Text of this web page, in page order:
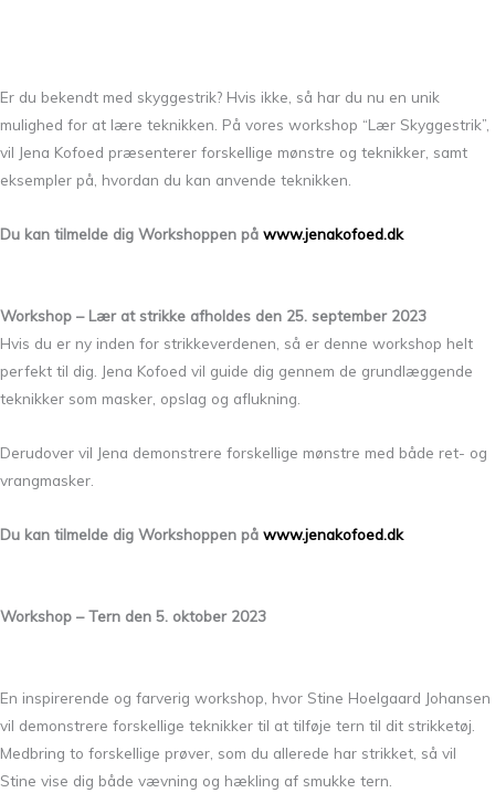
Er du bekendt med skyggestrik? Hvis ikke, så har du nu en unik
mulighed for at lære teknikken. På vores workshop “Lær Skyggestrik”,
vil Jena Kofoed præsenterer forskellige mønstre og teknikker, samt
eksempler på, hvordan du kan anvende teknikken.
Du kan tilmelde dig Workshoppen på www.jenakofoed.dk
Workshop – Lær at strikke afholdes den 25. september 2023
Hvis du er ny inden for strikkeverdenen, så er denne workshop helt
perfekt til dig. Jena Kofoed vil guide dig gennem de grundlæggende
teknikker som masker, opslag og aflukning.
Derudover vil Jena demonstrere forskellige mønstre med både ret- og
vrangmasker.
Du kan tilmelde dig Workshoppen på www.jenakofoed.dk
Workshop – Tern den 5. oktober 2023
En inspirerende og farverig workshop, hvor Stine Hoelgaard Johansen
vil demonstrere forskellige teknikker til at tilføje tern til dit strikketøj.
Medbring to forskellige prøver, som du allerede har strikket, så vil
Stine vise dig både vævning og hækling af smukke tern.